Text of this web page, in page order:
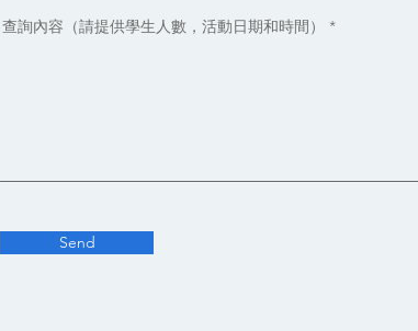
查詢內容（請提供學生人數，活動日期和時間）
Send